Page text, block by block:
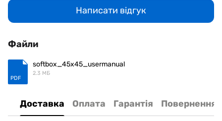
Написати відгук
Файли
PDF
softbox_45x45_usermanual
2.3 МБ
Доставка Оплата Гарантія Повернення